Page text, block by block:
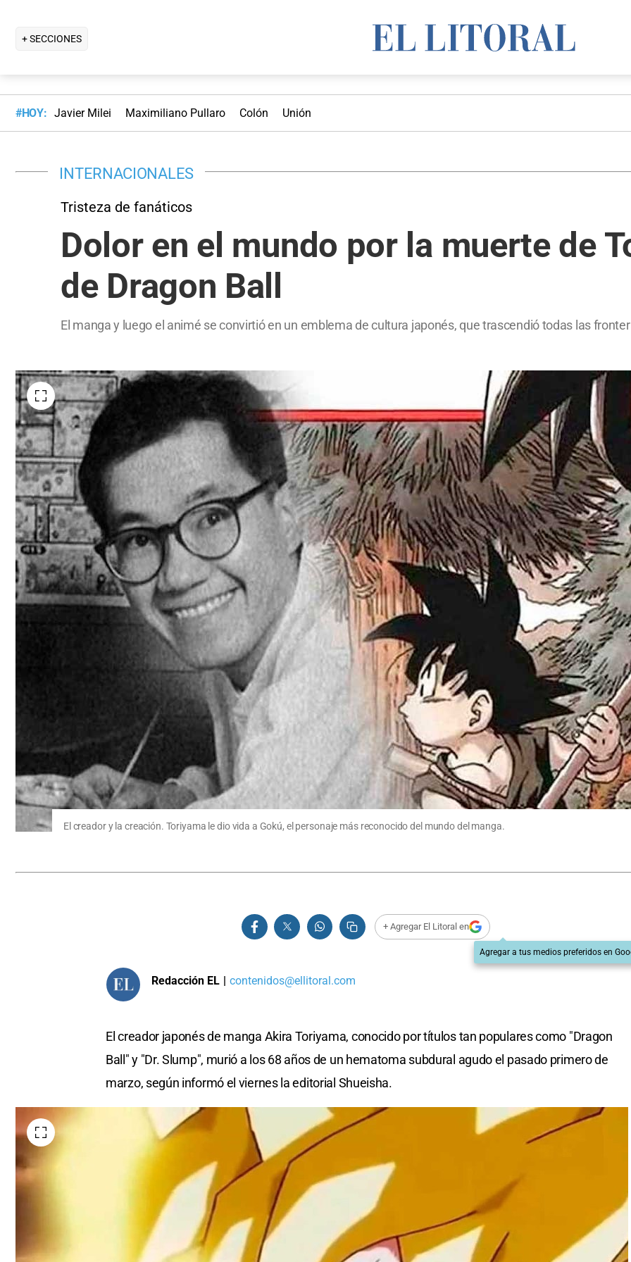
+ SECCIONES
#HOY: Javier Milei Maximiliano Pullaro Colón Unión
INTERNACIONALES
Tristeza de fanáticos
Dolor en el mundo por la muerte de
de Dragon Ball
El manga y luego el animé se convirtió en un emblema de cultura japonés, que trascendió todas las
El creador y la creación. Toriyama le dio vida a Gokú, el personaje más reconocido del mundo del manga.
+ Agregar El Litoral en
Agregar a tus medios preferidos en
Redacción EL | contenidos@ellitoral.com
El creador japonés de manga Akira Toriyama, conocido por títulos tan populares como "Dragon
Ball" y "Dr. Slump", murió a los 68 años de un hematoma subdural agudo el pasado primero de
marzo, según informó el viernes la editorial Shueisha.